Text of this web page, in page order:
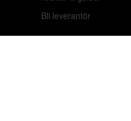
Bli leverantör